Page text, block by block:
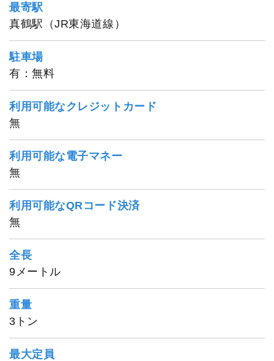
最寄駅
真鶴駅（JR東海道線）
駐車場
有：無料
利用可能なクレジットカード
無
利用可能な電子マネー
無
利用可能なQRコード決済
無
全長
9メートル
重量
3トン
最大定員